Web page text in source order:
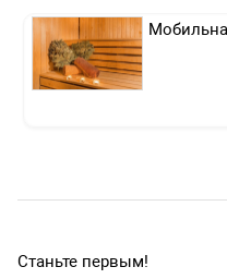
Станьте первым!